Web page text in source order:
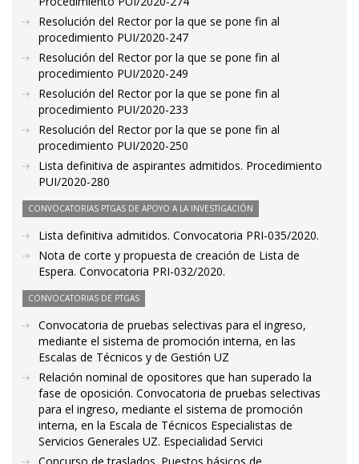
Resolución del Rector por la que se pone fin al
procedimiento PUI/2020-247
Resolución del Rector por la que se pone fin al
procedimiento PUI/2020-249
Resolución del Rector por la que se pone fin al
procedimiento PUI/2020-233
Resolución del Rector por la que se pone fin al
procedimiento PUI/2020-250
Lista definitiva de aspirantes admitidos. Procedimiento
PUI/2020-280
CONVOCATORIAS PTGAS DE APOYO A LA INVESTIGACIÓN
Lista definitiva admitidos. Convocatoria PRI-035/2020.
Nota de corte y propuesta de creación de Lista de
Espera. Convocatoria PRI-032/2020.
CONVOCATORIAS DE PTGAS
Convocatoria de pruebas selectivas para el ingreso,
mediante el sistema de promoción interna, en las
Escalas de Técnicos y de Gestión UZ
Relación nominal de opositores que han superado la
fase de oposición. Convocatoria de pruebas selectivas
para el ingreso, mediante el sistema de promoción
interna, en la Escala de Técnicos Especialistas de
Servicios Generales UZ. Especialidad Servici